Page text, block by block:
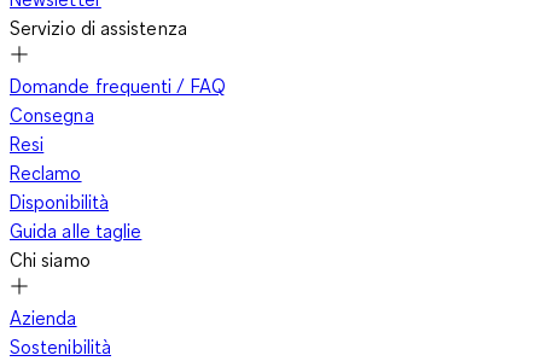
Servizio di assistenza
Domande frequenti / FAQ
Consegna
Resi
Reclamo
Disponibilità
Guida alle taglie
Chi siamo
Azienda
Sostenibilità